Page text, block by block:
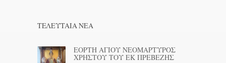
ΤΕΛΕΥΤΑΊΑ ΝΕΑ
ΕΟΡΤΗ ΑΓΙΟΥ ΝΕΟΜΑΡΤΥΡΟΣ
ΧΡΗΣΤΟΥ ΤΟΥ ΕΚ ΠΡΕΒΕΖΗΣ